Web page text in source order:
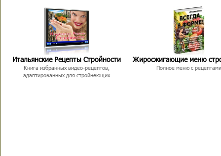
Итальянские Рецепты Стройности
Книга избранных видео-рецептов,
адаптированных для стройнеющих
Жиросжигающие меню
Полное меню с рецептами